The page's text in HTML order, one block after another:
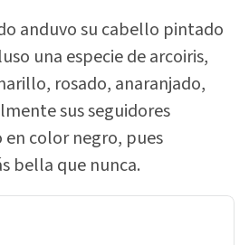
anduvo su cabello pintado
una especie de arcoiris,
rosado, anaranjado,
sus seguidores
color negro, pues
bella que nunca.